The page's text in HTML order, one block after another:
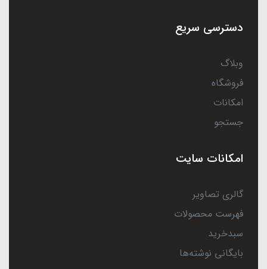
دسترسی سریع
وبلاگ
فروشگاه
امکانات
جستجو
امکانات سایت
گالری تصاویر
فهرست محصولات
سبدخرید
بایگانی نوشته‌ها